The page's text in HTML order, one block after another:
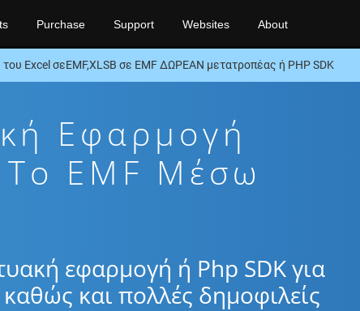
Purchase Support Websites About
Excel σεEMF,XLSB σε EMF ΔΩΡΕΑΝ μετατροπέας ή PHP SDK
Εφαρμογή
EMF Μέσω
εφαρμογή ή Php SDK για
και πολλές δημοφιλείς